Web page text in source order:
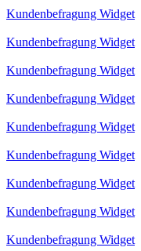
Kundenbefragung Widget
Kundenbefragung Widget
Kundenbefragung Widget
Kundenbefragung Widget
Kundenbefragung Widget
Kundenbefragung Widget
Kundenbefragung Widget
Kundenbefragung Widget
Kundenbefragung Widget